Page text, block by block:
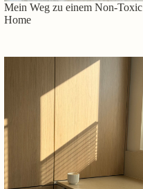
Mein Weg zu einem Non-Toxic
Home